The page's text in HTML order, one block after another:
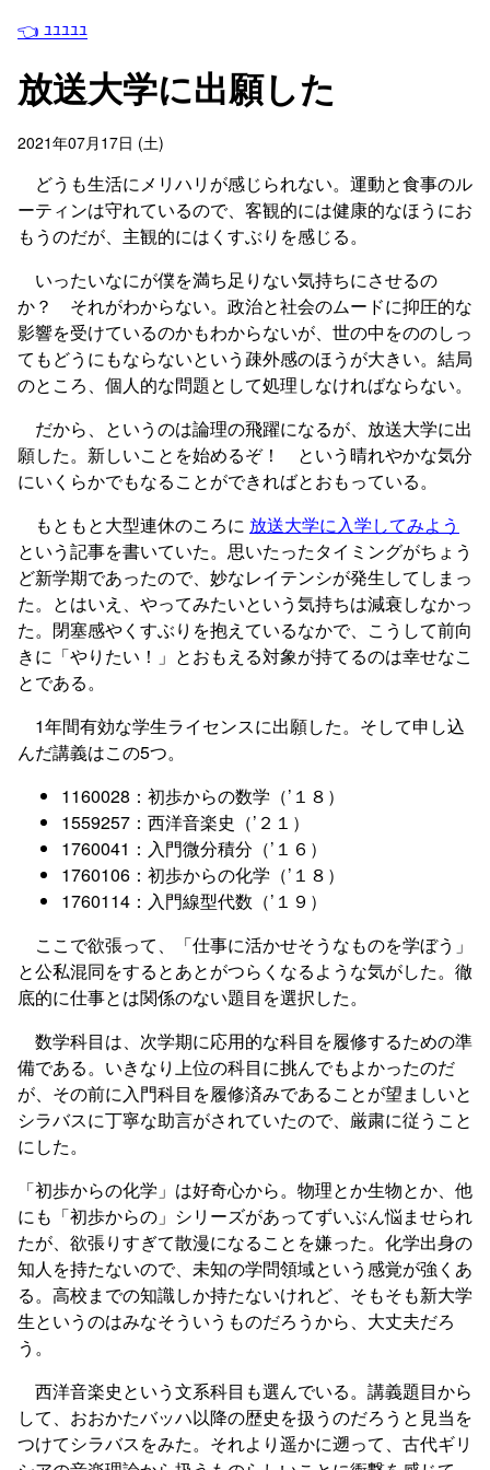
👈 ﾕﾕﾕﾕﾕ
放送大学に出願した
2021年07月17日 (土)
どうも生活にメリハリが感じられない。運動と食事のル
ーティンは守れているので、客観的には健康的なほうにお
もうのだが、主観的にはくすぶりを感じる。
いったいなにが僕を満ち足りない気持ちにさせるの
か？ それがわからない。政治と社会のムードに抑圧的な
影響を受けているのかもわからないが、世の中をののしっ
てもどうにもならないという疎外感のほうが大きい。結局
のところ、個人的な問題として処理しなければならない。
だから、というのは論理の飛躍になるが、放送大学に出
願した。新しいことを始めるぞ！ という晴れやかな気分
にいくらかでもなることができればとおもっている。
もともと大型連休のころに 放送大学に入学してみよう
という記事を書いていた。思いたったタイミングがちょう
ど新学期であったので、妙なレイテンシが発生してしまっ
た。とはいえ、やってみたいという気持ちは減衰しなかっ
た。閉塞感やくすぶりを抱えているなかで、こうして前向
きに「やりたい！」とおもえる対象が持てるのは幸せなこ
とである。
1年間有効な学生ライセンスに出願した。そして申し込
んだ講義はこの5つ。
1160028：初歩からの数学（’１８）
1559257：西洋音楽史（’２１）
1760041：入門微分積分（’１６）
1760106：初歩からの化学（’１８）
1760114：入門線型代数（’１９）
ここで欲張って、「仕事に活かせそうなものを学ぼう」
と公私混同をするとあとがつらくなるような気がした。徹
底的に仕事とは関係のない題目を選択した。
数学科目は、次学期に応用的な科目を履修するための準
備である。いきなり上位の科目に挑んでもよかったのだ
が、その前に入門科目を履修済みであることが望ましいと
シラバスに丁寧な助言がされていたので、厳粛に従うこと
にした。
「初歩からの化学」は好奇心から。物理とか生物とか、他
にも「初歩からの」シリーズがあってずいぶん悩ませられ
たが、欲張りすぎて散漫になることを嫌った。化学出身の
知人を持たないので、未知の学問領域という感覚が強くあ
る。高校までの知識しか持たないけれど、そもそも新大学
生というのはみなそういうものだろうから、大丈夫だろ
う。
西洋音楽史という文系科目も選んでいる。講義題目から
して、おおかたバッハ以降の歴史を扱うのだろうと見当を
つけてシラバスをみた。それより遥かに遡って、古代ギリ